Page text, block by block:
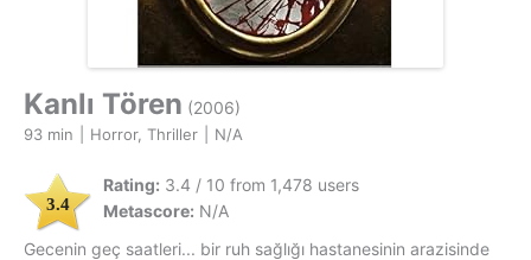
Kanlı Tören (2006)
93 min Horror, Thriller N/A
3.4
Rating: 3.4 / 10 from 1,478 users
Metascore: N/A
Gecenin geç saatleri... bir ruh sağlığı hastanesinin arazisinde